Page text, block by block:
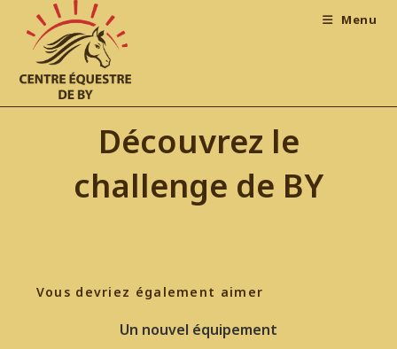
content
Menu
Découvrez le
challenge de BY
Vous devriez également aimer
Un nouvel équipement